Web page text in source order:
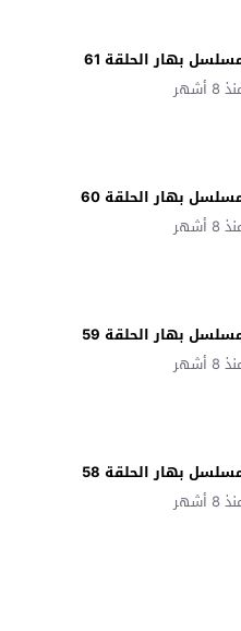
بهار الحلقة 61
أشهر
بهار الحلقة 60
أشهر
بهار الحلقة 59
أشهر
بهار الحلقة 58
أشهر